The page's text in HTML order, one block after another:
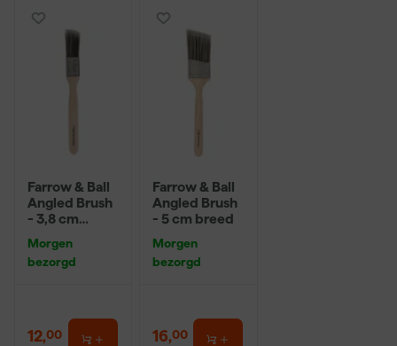
Farrow & Ball
Angled Brush
- 3,8 cm
Morgen
bezorgd
12,00
Farrow & Ball
Angled Brush
- 5 cm breed
Morgen
bezorgd
16,00